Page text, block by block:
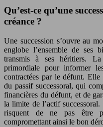
Qu’est-ce qu’une
créance ?
Une succession s’ouvre au
englobe l’ensemble de ses
transmis à ses héritiers.
primordiale pour informer
contractées par le défunt.
du passif successoral, qui
financières du défunt, et de
la limite de l’actif
risquent de ne pas être
compromettant ainsi le bon